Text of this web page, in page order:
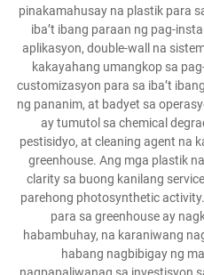
pinakamahusay na plastik para
iba’t ibang paraan ng pag-
aplikasyon, double-wall na
kakayahang umangkop sa
customizasyon para sa iba’t
ng pananim, at badyet sa
ay tumutol sa chemical
pestisidyo, at cleaning agent na
greenhouse. Ang mga plastik
clarity sa buong kanilang
parehong photosynthetic
para sa greenhouse ay
habambuhay, na karaniwang
habang nagbibigay ng